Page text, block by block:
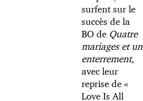
surfent sur le
succès de la
BO de Quatre
mariages et un
enterrement,
avec leur
reprise de «
Love Is All